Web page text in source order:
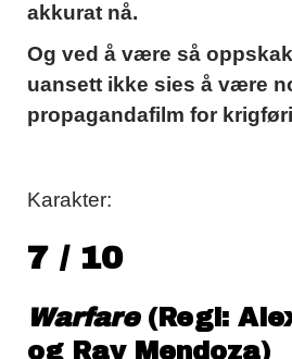
akkurat nå.
Og ved å være så
uansett ikke sies å være
propagandafilm for
Karakter:
7 / 10
Warfare(Regi:
og Ray Mendoza)